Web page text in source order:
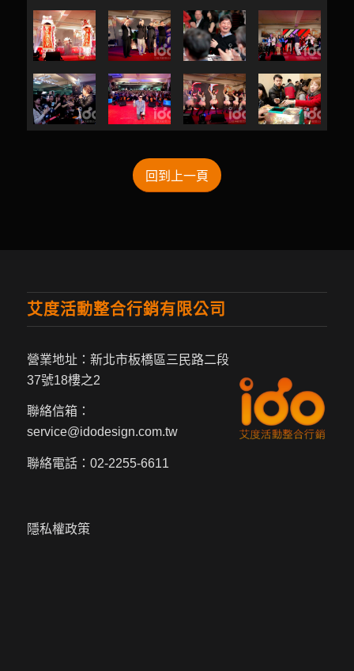
回到上一頁
艾度活動整合行銷有限公司
營業地址：新北市板橋區三民路二段
37號18樓之2
聯絡信箱：
service@idodesign.com.tw
聯絡電話： 02-2255-6611
隱私權政策